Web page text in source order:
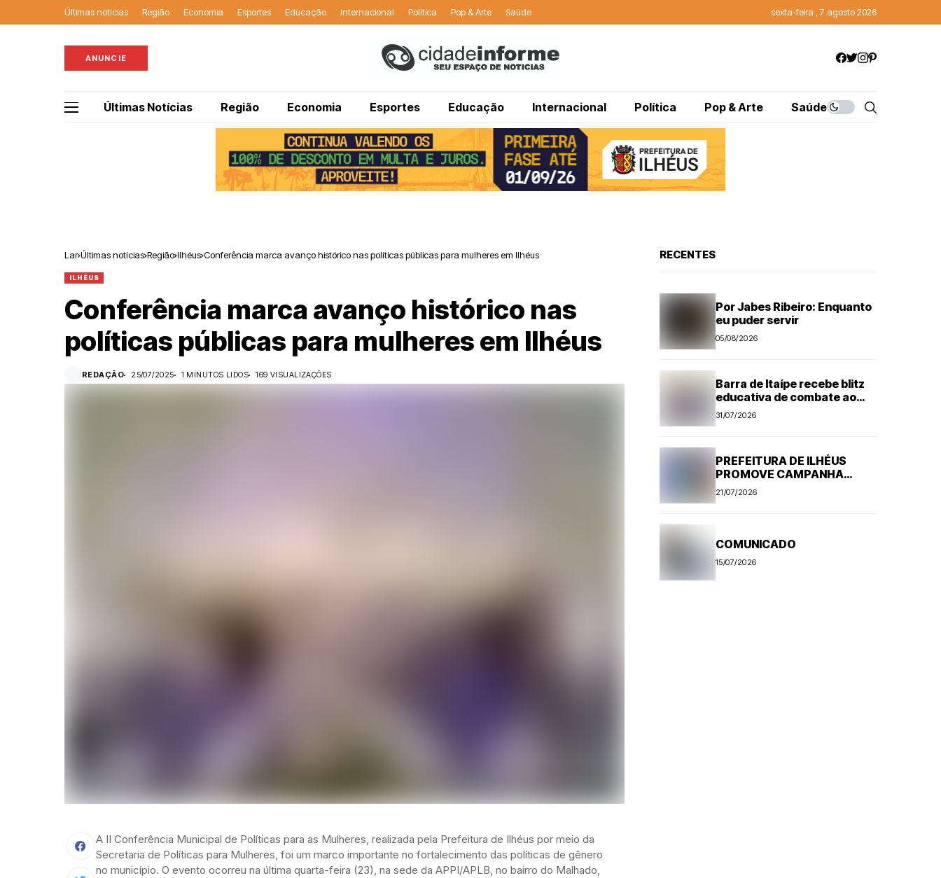
Últimas notícias Região Economia Esportes Educação Internacional Política Pop & Arte Saúde sexta-feira , 7 agosto 2026
ANUNCIE
Últimas Notícias Região Economia Esportes Educação Internacional Política Pop & Arte Saúde
Lar Últimas notícias Região Ilhéus Conferência marca avanço histórico nas políticas públicas para mulheres em Ilhéus
ILHÉUS
Conferência marca avanço histórico nas
políticas públicas para mulheres em Ilhéus
REDAÇÃO 25/07/2025 1 MINUTOS LIDOS 169 VISUALIZAÇÕES
A II Conferência Municipal de Políticas para as Mulheres, realizada pela Prefeitura de Ilhéus por meio da
Secretaria de Políticas para Mulheres, foi um marco importante no fortalecimento das políticas de gênero
no município. O evento ocorreu na última quarta-feira (23), na sede da APPI/APLB, no bairro do Malhado,
RECENTES
Por Jabes Ribeiro: Enquanto
eu puder servir
05/08/2026
Barra de Itaípe recebe blitz
educativa de combate ao
Aedes aegypti
31/07/2026
PREFEITURA DE ILHÉUS
PROMOVE CAMPANHA
ANTI-RÁBICA. VEJA
PROGRAMAÇÃO
21/07/2026
COMUNICADO
15/07/2026